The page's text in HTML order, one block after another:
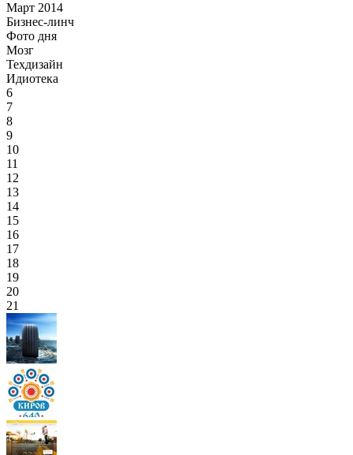
Март 2014
Бизнес-линч
Фото дня
Мозг
Техдизайн
Идиотека
6
7
8
9
10
11
12
13
14
15
16
17
18
19
20
21